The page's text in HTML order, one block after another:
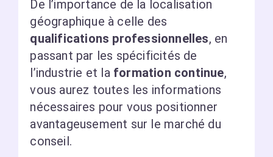
De l’importance de la localisation
géographique à celle des
qualifications professionnelles, en
passant par les spécificités de
l’industrie et la formation continue,
vous aurez toutes les informations
nécessaires pour vous positionner
avantageusement sur le marché du
conseil.